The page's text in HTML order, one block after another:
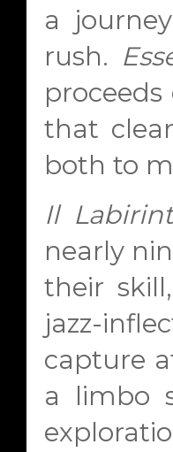
a
rush.
that
both to
Il
nearly
their
jazz-
capture
a limbo